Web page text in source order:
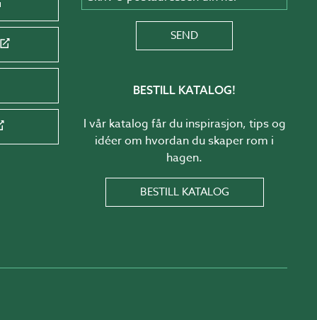
SEND
BESTILL KATALOG!
I vår katalog får du inspirasjon, tips og
idéer om hvordan du skaper rom i
hagen.
BESTILL KATALOG